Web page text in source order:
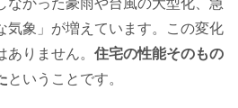
なかった豪雨や台風の大型化、急
気象」が増えています。この変化
りません。 住宅の性能そのもの
ということです。